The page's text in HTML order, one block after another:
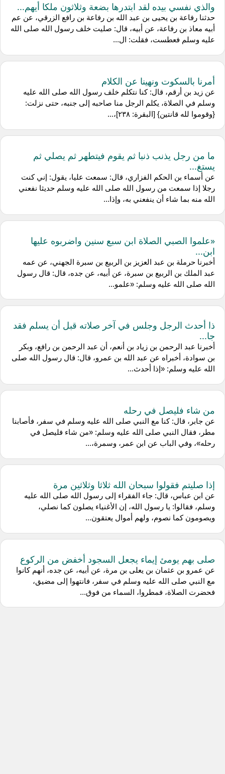
والذي نفسي بيده لقد ابتدرها بضعة وثلاثون ملكا أيهم...
حدثنا رفاعة بن يحيى بن عبد الله بن رفاعة بن رافع الزرقي، عن عم
أبيه معاذ بن رفاعة، عن أبيه، قال: صليت خلف رسول الله صلى الله
عليه وسلم فعطست، فقلت: ال...
أمرنا بالسكوت ونهينا عن الكلام
عن زيد بن أرقم، قال: كنا نتكلم خلف رسول الله صلى الله عليه
وسلم في الصلاة، يكلم الرجل منا صاحبه إلى جنبه، حتى نزلت:
{وقوموا لله قانتين} [البقرة: ٢٣٨]،...
ما من رجل يذنب ذنبا ثم يقوم فيتطهر ثم يصلي ثم
يستغ...
عن أسماء بن الحكم الفزاري، قال: سمعت عليا، يقول: إني كنت
رجلا إذا سمعت من رسول الله صلى الله عليه وسلم حديثا نفعني
الله منه بما شاء أن ينفعني به، وإذا...
«علموا الصبي الصلاة ابن سبع سنين واضربوه عليها
ابن...
أخبرنا حرملة بن عبد العزيز بن الربيع بن سبرة الجهني، عن عمه
عبد الملك بن الربيع بن سبرة، عن أبيه، عن جده، قال: قال رسول
الله صلى الله عليه وسلم: «علمو...
ذا أحدث الرجل وجلس في آخر صلاته قبل أن يسلم فقد
جا...
أخبرنا عبد الرحمن بن زياد بن أنعم، أن عبد الرحمن بن رافع، وبكر
بن سوادة، أخبراه عن عبد الله بن عمرو، قال: قال رسول الله صلى
الله عليه وسلم: «إذا أحدث...
من شاء فليصل في رحله
عن جابر، قال: كنا مع النبي صلى الله عليه وسلم في سفر، فأصابنا
مطر، فقال النبي صلى الله عليه وسلم: «من شاء فليصل في
رحله»، وفي الباب عن ابن عمر، وسمرة،...
إذا صليتم فقولوا سبحان الله ثلاثا وثلاثين مرة
عن ابن عباس، قال: جاء الفقراء إلى رسول الله صلى الله عليه
وسلم، فقالوا: يا رسول الله، إن الأغنياء يصلون كما نصلي،
ويصومون كما نصوم، ولهم أموال يعتقون...
صلى بهم يومئ إيماء يجعل السجود أخفض من الركوع
عن عمرو بن عثمان بن يعلى بن مرة، عن أبيه، عن جده، أنهم كانوا
مع النبي صلى الله عليه وسلم في سفر، فانتهوا إلى مضيق،
فحضرت الصلاة، فمطروا، السماء من فوق...